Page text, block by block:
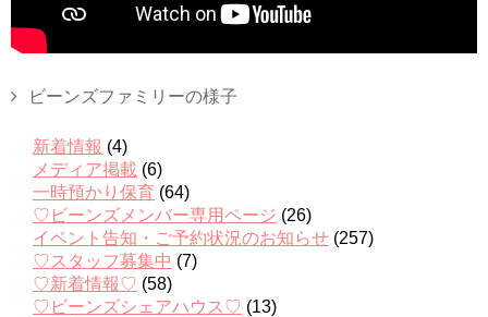
ビーンズファミリーの様子
新着情報 (4)
メディア掲載 (6)
一時預かり保育 (64)
♡ビーンズメンバー専用ページ (26)
イベント告知・ご予約状況のお知らせ (257)
♡スタッフ募集中 (7)
♡新着情報♡ (58)
♡ビーンズシェアハウス♡ (13)